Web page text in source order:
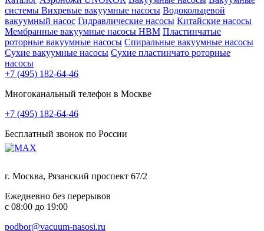
системы Вихревые вакуумные насосы Водокольцевой
вакуумный насос Гидравлические насосы Китайские насосы
Мембранные вакуумные насосы НВМ Пластинчатые
роторные вакуумные насосы Спиральные вакуумные насосы
Сухие вакуумные насосы Сухие пластинчато роторные
насосы
+7 (495) 182-64-46
Многоканальный телефон в Москве
+7 (495) 182-64-46
Бесплатный звонок по России
г. Москва, Рязанский проспект 67/2
Ежедневно без перерывов
с 08:00 до 19:00
podbor@vacuum-nasosi.ru